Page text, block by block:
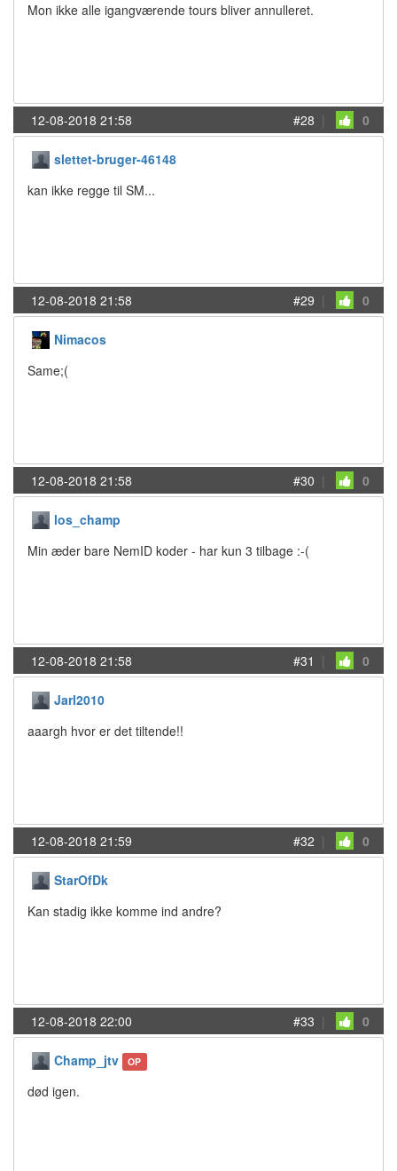
Mon ikke alle igangværende tours bliver annulleret.
12-08-2018 21:58 #28 | 0
slettet-bruger-46148
kan ikke regge til SM...
12-08-2018 21:58 #29 | 0
Nimacos
Same;(
12-08-2018 21:58 #30 | 0
los_champ
Min æder bare NemID koder - har kun 3 tilbage :-(
12-08-2018 21:58 #31 | 0
Jarl2010
aaargh hvor er det tiltende!!
12-08-2018 21:59 #32 | 0
StarOfDk
Kan stadig ikke komme ind andre?
12-08-2018 22:00 #33 | 0
Champ_jtv OP
død igen.